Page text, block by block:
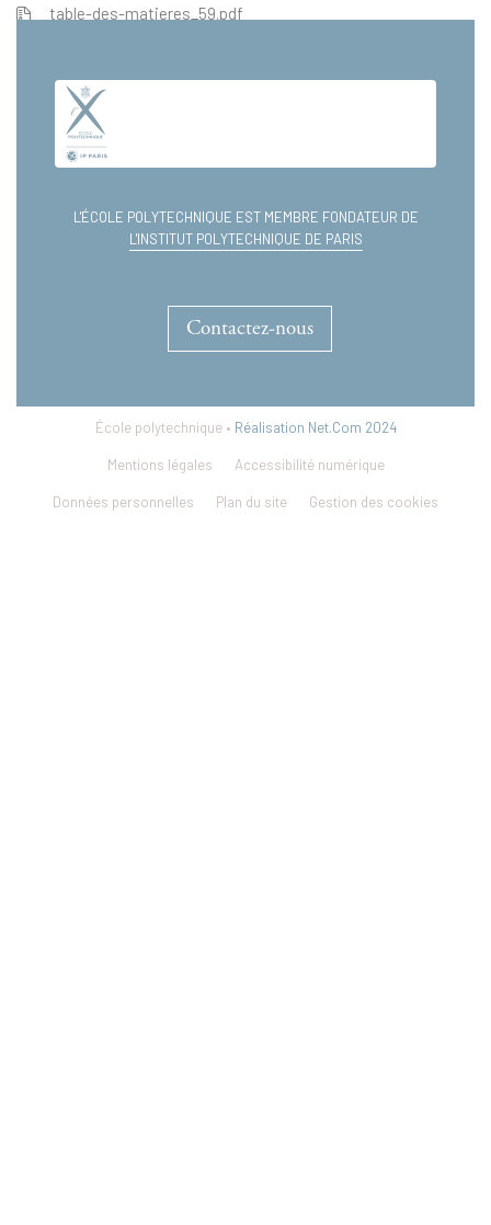
table-des-matieres_59.pdf
L'ÉCOLE POLYTECHNIQUE EST MEMBRE FONDATEUR DE
L'INSTITUT POLYTECHNIQUE DE PARIS
Contactez-nous
École polytechnique • Réalisation Net.Com 2024
Mentions légales Accessibilité numérique
Données personnelles Plan du site Gestion des cookies